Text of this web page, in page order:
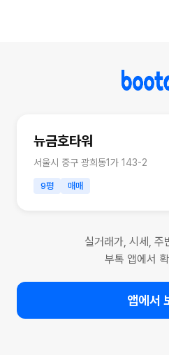
뉴금호타워
서울시 중구 광희동1가 143-2
9평 매매
실거래가, 시세, 주
부톡 앱에서
앱에서